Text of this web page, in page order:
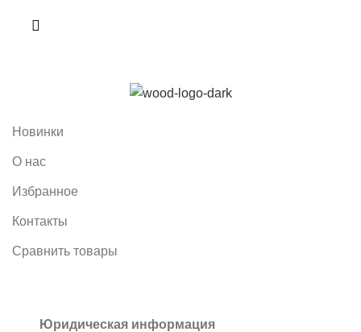
Новинки
О нас
Избранное
Контакты
Сравнить товары
Юридическая информация